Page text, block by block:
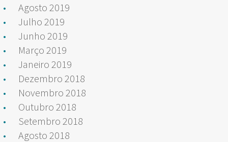
Agosto 2019
Julho 2019
Junho 2019
Março 2019
Janeiro 2019
Dezembro 2018
Novembro 2018
Outubro 2018
Setembro 2018
Agosto 2018